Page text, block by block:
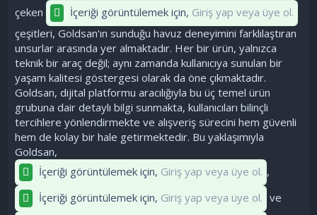
çeken
İçeriği görüntülemek için, Giriş yap veya üye ol.
çeşitleri, Goldsan'ın sunduğu havuz deneyimini farklılaştıran
unsurlar arasında yer almaktadır. Her bir ürün, yalnızca
teknik bir araç değil; aynı zamanda kullanıcıya sunulan bir
yaşam kalitesi göstergesi olarak da öne çıkmaktadır.
Goldsan, dijital platformu aracılığıyla bu üç temel ürün
grubuna dair detaylı bilgi sunmakta, kullanıcıları bilinçli
tercihlere yönlendirmekte ve alışveriş sürecini hem güvenli
hem de kolay bir hale getirmektedir. Bu yaklaşımıyla
Goldsan,
İçeriği görüntülemek için, Giriş yap veya üye ol. ,
İçeriği görüntülemek için, Giriş yap veya üye ol. ve